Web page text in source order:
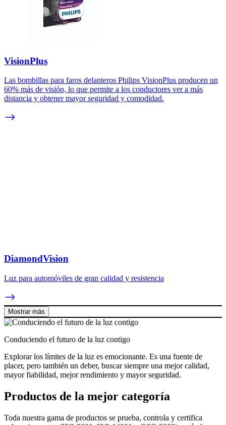
VisionPlus
Las bombillas para faros delanteros Philips VisionPlus producen un
60% más de visión, lo que permite a los conductores ver a más
distancia y obtener mayor seguridad y comodidad.
DiamondVision
Luz para automóviles de gran calidad y resistencia
Mostrar más
Conduciendo el futuro de la luz contigo
Explorar los límites de la luz es emocionante. Es una fuente de
placer, pero también un deber, buscar siempre una mejor calidad,
mayor fiabilidad, mejor rendimiento y mayor seguridad.
Productos de la mejor categoría
Toda nuestra gama de productos se prueba, controla y certifica